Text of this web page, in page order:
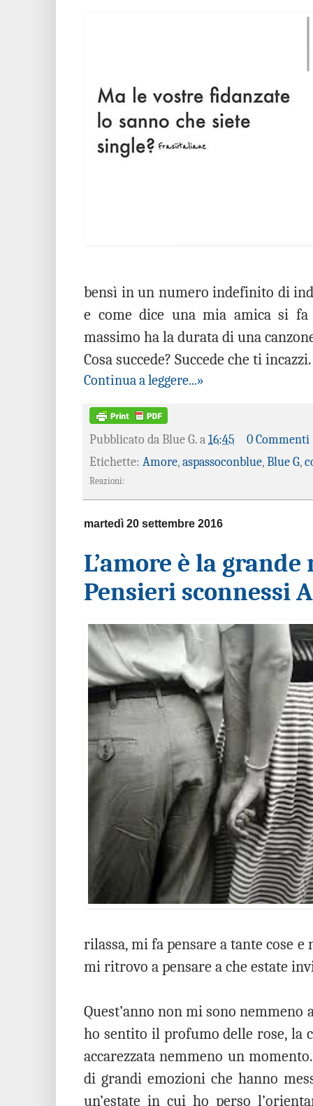
bensì in un numero indefinito di
e come dice una mia amica si
massimo ha la durata di una canzone
Cosa succede? Succede che ti incazzi.
Continua a leggere...»
Pubblicato da Blue G. a 16:45
0 Commenti
Etichette: Amore, aspassoconblue, Blue G,
Reazioni:
martedì 20 settembre 2016
L’amore è la
Pensieri sconnessi
rilassa, mi fa pensare a tante cose
mi ritrovo a pensare a che estate
Quest’anno non mi sono nemmeno
ho sentito il profumo delle rose, la
accarezzata nemmeno un
di grandi emozioni che hanno
un’estate in cui ho perso